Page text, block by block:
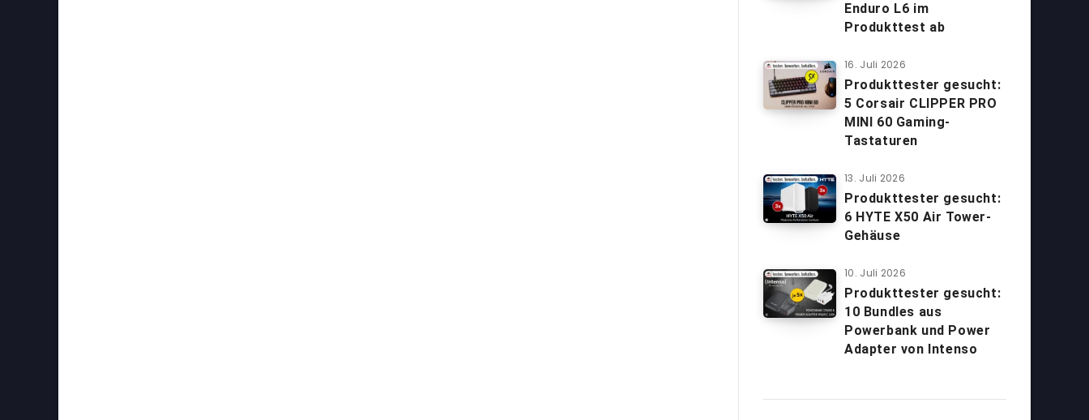
Enduro L6 im
Produkttest ab
16. Juli 2026
Produkttester gesucht:
5 Corsair CLIPPER PRO
MINI 60 Gaming-
Tastaturen
13. Juli 2026
Produkttester gesucht:
6 HYTE X50 Air Tower-
Gehäuse
10. Juli 2026
Produkttester gesucht:
10 Bundles aus
Powerbank und Power
Adapter von Intenso